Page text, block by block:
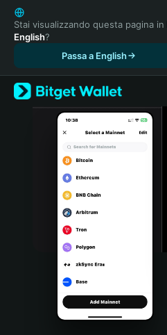
English
日本語
Tiếng Việt
Español (Latinoamérica)
Türkçe
Italiano
Português (Portugal)
Bahasa Indonesia
Português (Brasil)
Español (Argentina)
Stai visualizzando questa pagina in
English?
Passa a English